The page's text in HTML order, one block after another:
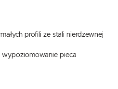
profili ze stali nierdzewnej
wypoziomowanie pieca